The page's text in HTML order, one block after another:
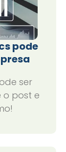
pode
ser
o post e